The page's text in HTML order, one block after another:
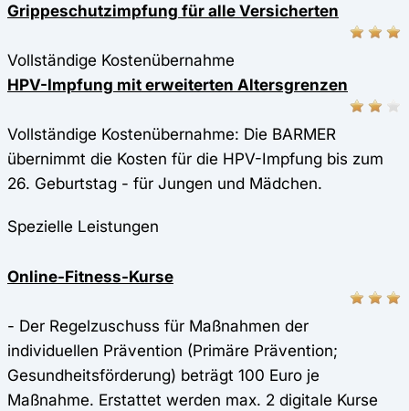
Grippeschutzimpfung für alle Versicherten
Vollständige Kostenübernahme
HPV-Impfung mit erweiterten Altersgrenzen
Vollständige Kostenübernahme: Die BARMER
übernimmt die Kosten für die HPV-Impfung bis zum
26. Geburtstag - für Jungen und Mädchen.
Spezielle Leistungen
Online-Fitness-Kurse
- Der Regelzuschuss für Maßnahmen der
individuellen Prävention (Primäre Prävention;
Gesundheitsförderung) beträgt 100 Euro je
Maßnahme. Erstattet werden max. 2 digitale Kurse